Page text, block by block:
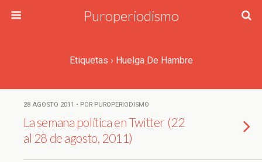
Puroperiodismo
Etiquetas › Huelga De Hambre
28 AGOSTO 2011 • POR PUROPERIODISMO
La semana política en Twitter (22
al 28 de agosto, 2011)